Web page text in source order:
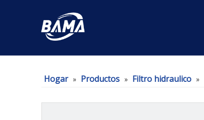
Hogar » Productos » Filtro hidraulico »